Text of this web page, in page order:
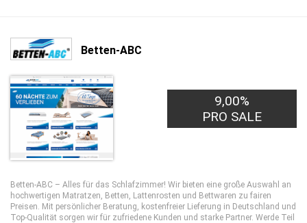
Betten-ABC
9,00%
PRO SALE
Betten-ABC – Alles für das Schlafzimmer! Wir bieten eine große Auswahl an
hochwertigen Matratzen, Betten, Lattenrosten und Bettwaren zu fairen
Preisen. Mit persönlicher Beratung, kostenfreier Lieferung in Deutschland und
Top-Qualität sorgen wir für zufriedene Kunden und starke Partner. Werde Teil